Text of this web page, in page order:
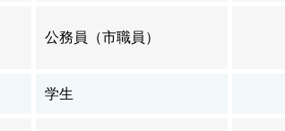
公務員（市職員）
学生